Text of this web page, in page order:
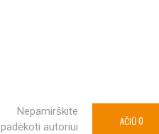
Nepamirškite
padėkoti autoriui
AČIŪ 0